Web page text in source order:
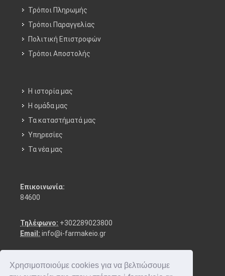
Χρησιμοποιούμε cookies για να βελτιώσουμε
Τρόποι Πληρωμής
Τρόποι Παραγγελίας
Πολιτική Επιστροφών
Τρόποι Aποστολής
Η ιστορία μας
Η ομάδα μας
Τα καταστήματά μας
Υπηρεσίες
Τα νέα μας
Επικοινωνία:
84600
Τηλέφωνο: +302289023800
Email: info@i-farmakeio.gr